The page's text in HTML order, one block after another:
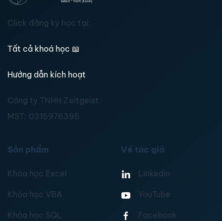
Click đăng ký học tại:
Tất cả khoá học 📖
Hướng dẫn kích hoạt
Công ty TNHH Zeitgeist
MST: 0315976395
Sản phẩm
Khóa học Excel
Khóa học VBA
Khóa học SQL
Về tác giả
Linkedin
YouTube
Facebook